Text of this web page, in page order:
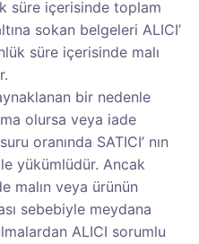
süre içerisinde toplam
sokan belgeleri ALICI’
süre içerisinde malı
bir nedenle
olursa veya iade
oranında SATICI’ nın
yükümlüdür. Ancak
malın veya ürünün
sebebiyle meydana
ALICI sorumlu